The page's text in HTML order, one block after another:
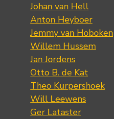
Johan van Hell
Anton Heyboer
Jemmy van Hoboken
Willem Hussem
Jan Jordens
Otto B. de Kat
Theo Kurpershoek
Will Leewens
Ger Lataster